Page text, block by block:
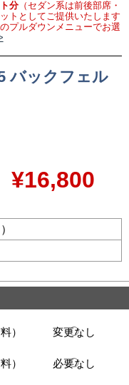
分（セダン系は前後部席・
トとしてご提供いたします
プルダウンメニューでお選
バックフェル
¥16,800
） 変更なし
） 必要なし